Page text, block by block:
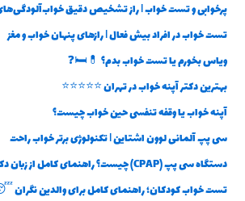
پرخوابی و تست خواب | راز تشخیص دقیق
تست خواب در افراد بیش فعال | رازهای پنهان خواب و مغز
ویاس بخورم یا تست خواب بدم؟ 💊🛏️❓
بهترین دکتر آپنه خواب در تهران ⭐⭐⭐⭐⭐
آپنه خواب یا وقفه تنفسی حین خواب چیست؟
سی پپ آلمانی لوون اشتاین | تکنولوژی برتر خواب راحت
دستگاه سی پپ (CPAP) چیست؟ راهنمای کامل از زبان دکتر مصطفی امیری 🛌💨
تست خواب کودکان؛ راهنمای کامل برای والدین